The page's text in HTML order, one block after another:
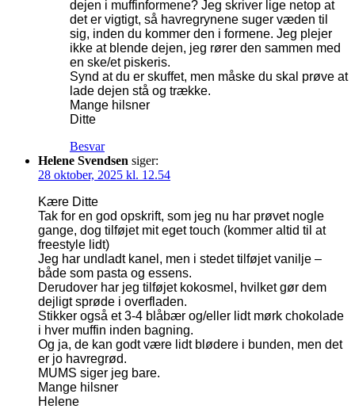
dejen i muffinformene? Jeg skriver lige netop at
det er vigtigt, så havregrynene suger væden til
sig, inden du kommer den i formene. Jeg plejer
ikke at blende dejen, jeg rører den sammen med
en ske/et piskeris.
Synd at du er skuffet, men måske du skal prøve at
lade dejen stå og trække.
Mange hilsner
Ditte
Besvar
Helene Svendsen siger:
28 oktober, 2025 kl. 12.54
Kære Ditte
Tak for en god opskrift, som jeg nu har prøvet nogle
gange, dog tilføjet mit eget touch (kommer altid til at
freestyle lidt)
Jeg har undladt kanel, men i stedet tilføjet vanilje –
både som pasta og essens.
Derudover har jeg tilføjet kokosmel, hvilket gør dem
dejligt sprøde i overfladen.
Stikker også et 3-4 blåbær og/eller lidt mørk chokolade
i hver muffin inden bagning.
Og ja, de kan godt være lidt blødere i bunden, men det
er jo havregrød.
MUMS siger jeg bare.
Mange hilsner
Helene